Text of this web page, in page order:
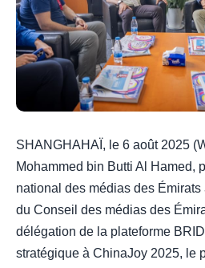
SHANGHAHAÏ, le 6 août 2025
Mohammed bin Butti Al Hamed,
national des médias des
du Conseil des médias des
délégation de la plateforme
stratégique à ChinaJoy 2025, le